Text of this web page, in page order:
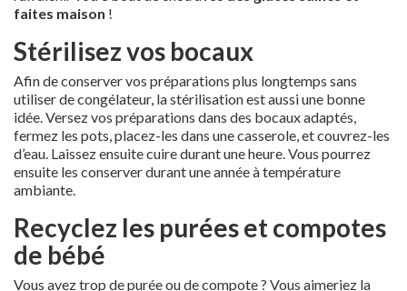
faites maison !
Stérilisez vos bocaux
Afin de conserver vos préparations plus longtemps sans
utiliser de congélateur, la stérilisation est aussi une bonne
idée. Versez vos préparations dans des bocaux adaptés,
fermez les pots, placez-les dans une casserole, et couvrez-les
d’eau. Laissez ensuite cuire durant une heure. Vous pourrez
ensuite les conserver durant une année à température
ambiante.
Recyclez les purées et compotes
de bébé
Vous avez trop de purée ou de compote ? Vous aimeriez la